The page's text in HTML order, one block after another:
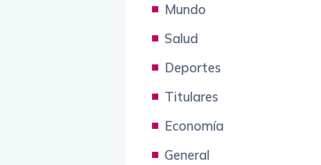
Mundo
Salud
Deportes
Titulares
Economía
General